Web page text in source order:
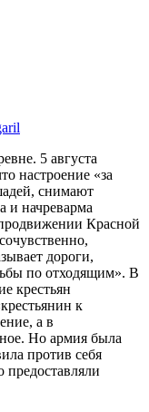
5 августа
настроение «за
снимают
и начреварма
Красной
дороги,
по отходящим». В
крестьян
к
а в
Но армия была
против себя
предоставляли